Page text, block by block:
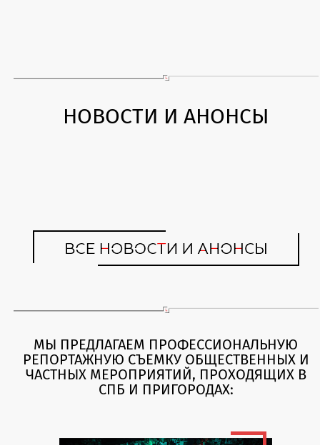
НОВОСТИ И АНОНСЫ
МЫ ПРЕДЛАГАЕМ ПРОФЕССИОНАЛЬНУЮ
РЕПОРТАЖНУЮ СЪЕМКУ ОБЩЕСТВЕННЫХ И
ЧАСТНЫХ МЕРОПРИЯТИЙ, ПРОХОДЯЩИХ В
СПБ И ПРИГОРОДАХ: